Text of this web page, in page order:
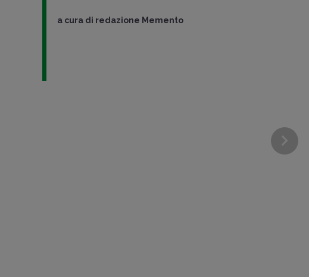
a cura di redazione Memento